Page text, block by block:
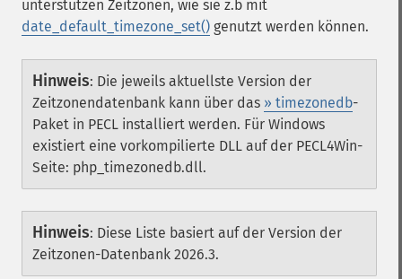
unterstützen Zeitzonen, wie sie z.b mit
date_default_timezone_set() genutzt werden können.
Hinweis: Die jeweils aktuellste Version der
Zeitzonendatenbank kann über das » timezonedb-
Paket in PECL installiert werden. Für Windows
existiert eine vorkompilierte DLL auf der PECL4Win-
Seite: php_timezonedb.dll.
Hinweis: Diese Liste basiert auf der Version der
Zeitzonen-Datenbank 2026.3.